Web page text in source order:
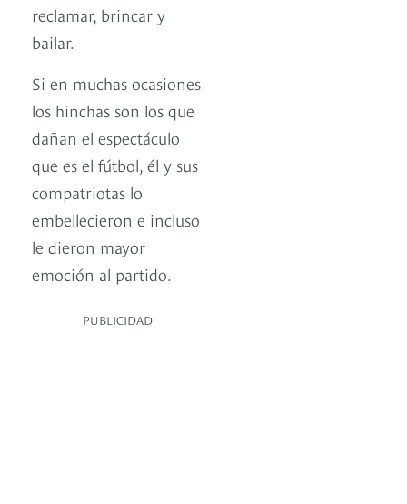
reclamar, brincar y
bailar.
Si en muchas ocasiones
los hinchas son los que
dañan el espectáculo
que es el fútbol, él y sus
compatriotas lo
embellecieron e incluso
le dieron mayor
emoción al partido.
PUBLICIDAD